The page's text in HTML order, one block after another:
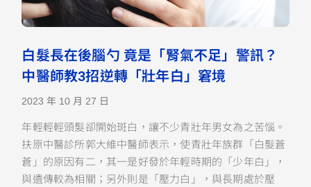
白髮長在後腦勺 竟是「腎氣不足」警訊？
中醫師教3招逆轉「壯年白」窘境
2023 年 10 月 27 日
年輕輕輕頭髮卻開始斑白，讓不少青壯年男女為之苦惱。
扶原中醫診所郭大維中醫師表示，使青壯年族群「白髮蒼
蒼」的原因有二，其一是好發於年輕時期的「少年白」，
與遺傳較為相關；另外則是「壓力白」，與長期處於壓